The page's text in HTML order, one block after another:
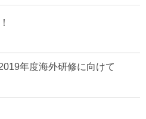
年度海外研修に向けて